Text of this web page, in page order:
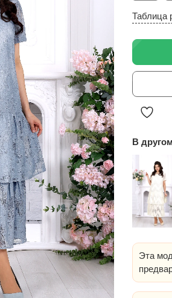
Таблица
В
Эта